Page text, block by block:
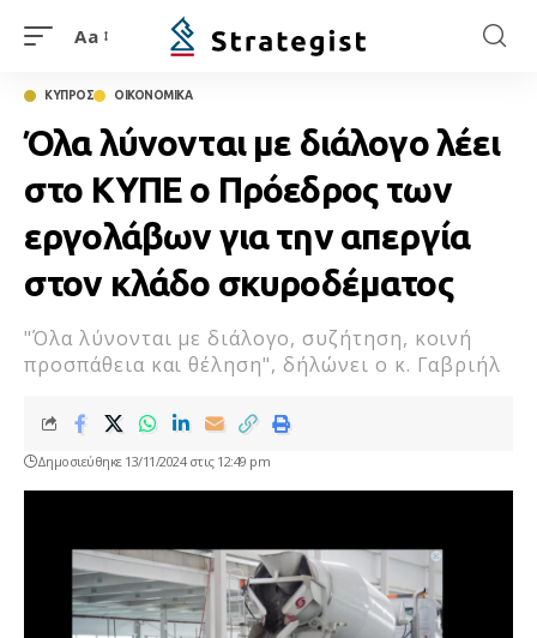
Aa
ΚΥΠΡΟΣ ΟΙΚΟΝΟΜΙΚΑ
Όλα λύνονται με διάλογο λέει
στο ΚΥΠΕ ο Πρόεδρος των
εργολάβων για την απεργία
στον κλάδο σκυροδέματος
"Όλα λύνονται με διάλογο, συζήτηση, κοινή
προσπάθεια και θέληση", δήλώνει ο κ. Γαβριήλ
Δημοσιεύθηκε 13/11/2024 στις 12:49 pm